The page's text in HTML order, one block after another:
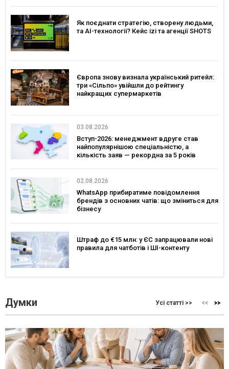
Як поєднати стратегію, створену людьми,
та AI-технології? Кейс izi та агенції SHOTS
Європа знову визнала український ритейл:
три «Сільпо» увійшли до рейтингу
найкращих супермаркетів
03.08.2026
Вступ-2026: менеджмент вдруге став
найпопулярнішою спеціальністю, а
кількість заяв — рекордна за 5 років
02.08.2026
WhatsApp прибиратиме повідомлення
брендів з основних чатів: що зміниться для
бізнесу
Штраф до €15 млн: у ЄС запрацювали нові
правила для чатботів і ШІ-контенту
Думки Усі статті >>